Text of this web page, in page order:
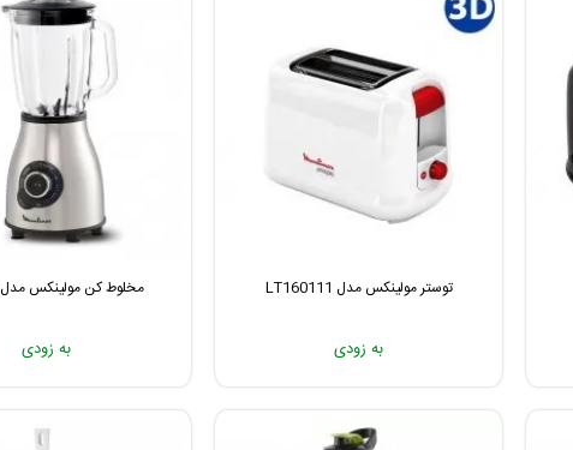
توستر مولینکس مدل LT160111
به زودی
مخلوط کن مولینکس مدل LM850
به زودی